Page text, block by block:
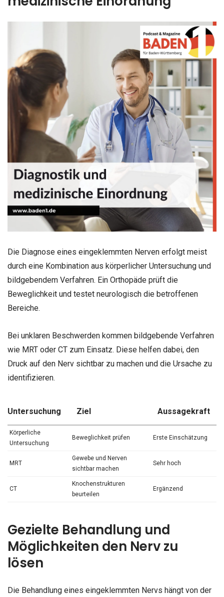
Die Diagnose eines eingeklemmten Nerven erfolgt meist
durch eine Kombination aus körperlicher Untersuchung und
bildgebendem Verfahren. Ein Orthopäde prüft die
Beweglichkeit und testet neurologisch die betroffenen
Bereiche.
Bei unklaren Beschwerden kommen bildgebende Verfahren
wie MRT oder CT zum Einsatz. Diese helfen dabei, den
Druck auf den Nerv sichtbar zu machen und die Ursache zu
identifizieren.
Untersuchung Ziel Aussagekraft
Körperliche
Untersuchung
Beweglichkeit prüfen Erste Einschätzung
MRT
Gewebe und Nerven
sichtbar machen
Sehr hoch
CT
Knochenstrukturen
beurteilen
Ergänzend
Gezielte Behandlung und
Möglichkeiten den Nerv zu
lösen
Die Behandlung eines eingeklemmten Nervs hängt von der